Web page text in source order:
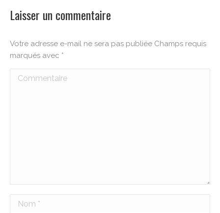
Laisser un commentaire
Votre adresse e-mail ne sera pas publiée Champs requis
marqués avec *
Commentaire
Nom *